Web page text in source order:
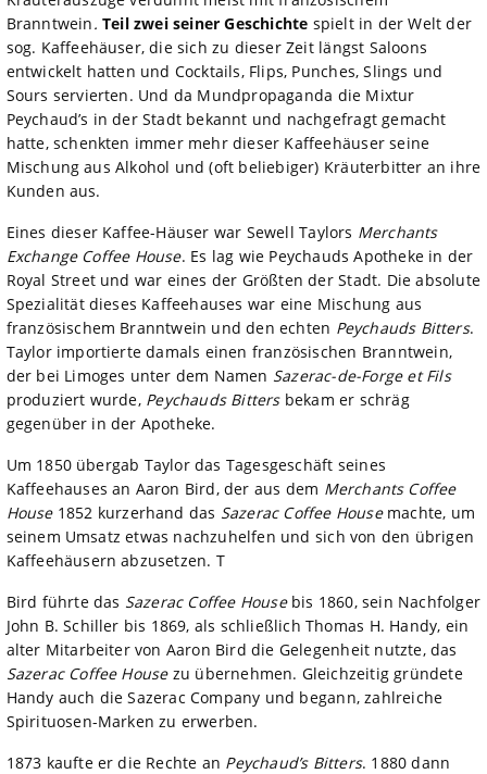
Branntwein. Teil zwei seiner Geschichte spielt in der Welt der
sog. Kaffeehäuser, die sich zu dieser Zeit längst Saloons
entwickelt hatten und Cocktails, Flips, Punches, Slings und
Sours servierten. Und da Mundpropaganda die Mixtur
Peychaud’s in der Stadt bekannt und nachgefragt gemacht
hatte, schenkten immer mehr dieser Kaffeehäuser seine
Mischung aus Alkohol und (oft beliebiger) Kräuterbitter an ihre
Kunden aus.
Eines dieser Kaffee-Häuser war Sewell Taylors Merchants
Exchange Coffee House. Es lag wie Peychauds Apotheke in der
Royal Street und war eines der Größten der Stadt. Die absolute
Spezialität dieses Kaffeehauses war eine Mischung aus
französischem Branntwein und den echten Peychauds Bitters.
Taylor importierte damals einen französischen Branntwein,
der bei Limoges unter dem Namen Sazerac-de-Forge et Fils
produziert wurde, Peychauds Bittersbekam er schräg
gegenüber in der Apotheke.
Um 1850 übergab Taylor das Tagesgeschäft seines
Kaffeehauses an Aaron Bird, der aus dem Merchants Coffee
House1852 kurzerhand das Sazerac Coffee Housemachte, um
seinem Umsatz etwas nachzuhelfen und sich von den übrigen
Kaffeehäusern abzusetzen. T
Bird führte das Sazerac Coffee Housebis 1860, sein Nachfolger
John B. Schiller bis 1869, als schließlich Thomas H. Handy, ein
alter Mitarbeiter von Aaron Bird die Gelegenheit nutzte, das
Sazerac Coffee Housezu übernehmen. Gleichzeitig gründete
Handy auch die Sazerac Company und begann, zahlreiche
Spirituosen-Marken zu erwerben.
1873 kaufte er die Rechte an Peychaud’s Bitters. 1880 dann